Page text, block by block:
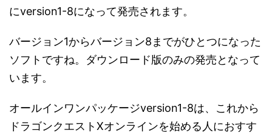
にversion1-8になって発売されます。
バージョン1からバージョン8までがひとつになった
ソフトですね。ダウンロード版のみの発売となって
います。
オールインワンパッケージversion1-8は、これから
ドラゴンクエストXオンラインを始める人におすす